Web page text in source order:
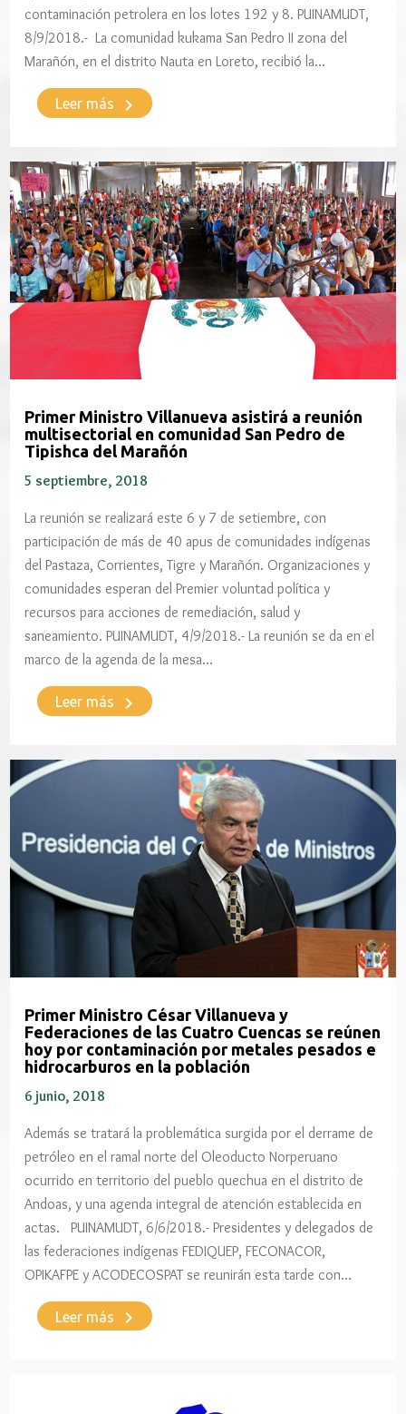
contaminación petrolera en los lotes 192 y 8. PUINAMUDT,
8/9/2018.- La comunidad kukama San Pedro II zona del
Marañón, en el distrito Nauta en Loreto, recibió la…
Leer más keyboard_arrow_right
Primer Ministro Villanueva asistirá a reunión
multisectorial en comunidad San Pedro de
Tipishca del Marañón
5 septiembre, 2018
La reunión se realizará este 6 y 7 de setiembre, con
participación de más de 40 apus de comunidades indígenas
del Pastaza, Corrientes, Tigre y Marañón. Organizaciones y
comunidades esperan del Premier voluntad política y
recursos para acciones de remediación, salud y
saneamiento. PUINAMUDT, 4/9/2018.- La reunión se da en el
marco de la agenda de la mesa…
Leer más keyboard_arrow_right
Primer Ministro César Villanueva y
Federaciones de las Cuatro Cuencas se reúnen
hoy por contaminación por metales pesados e
hidrocarburos en la población
6 junio, 2018
Además se tratará la problemática surgida por el derrame de
petróleo en el ramal norte del Oleoducto Norperuano
ocurrido en territorio del pueblo quechua en el distrito de
Andoas, y una agenda integral de atención establecida en
actas. PUINAMUDT, 6/6/2018.- Presidentes y delegados de
las federaciones indígenas FEDIQUEP, FECONACOR,
OPIKAFPE y ACODECOSPAT se reunirán esta tarde con…
Leer más keyboard_arrow_right